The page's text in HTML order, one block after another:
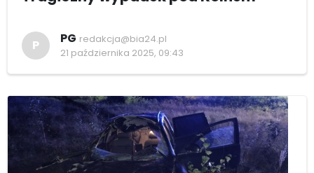
P PG redakcja@bia24.pl
21 października 2025, 09:43